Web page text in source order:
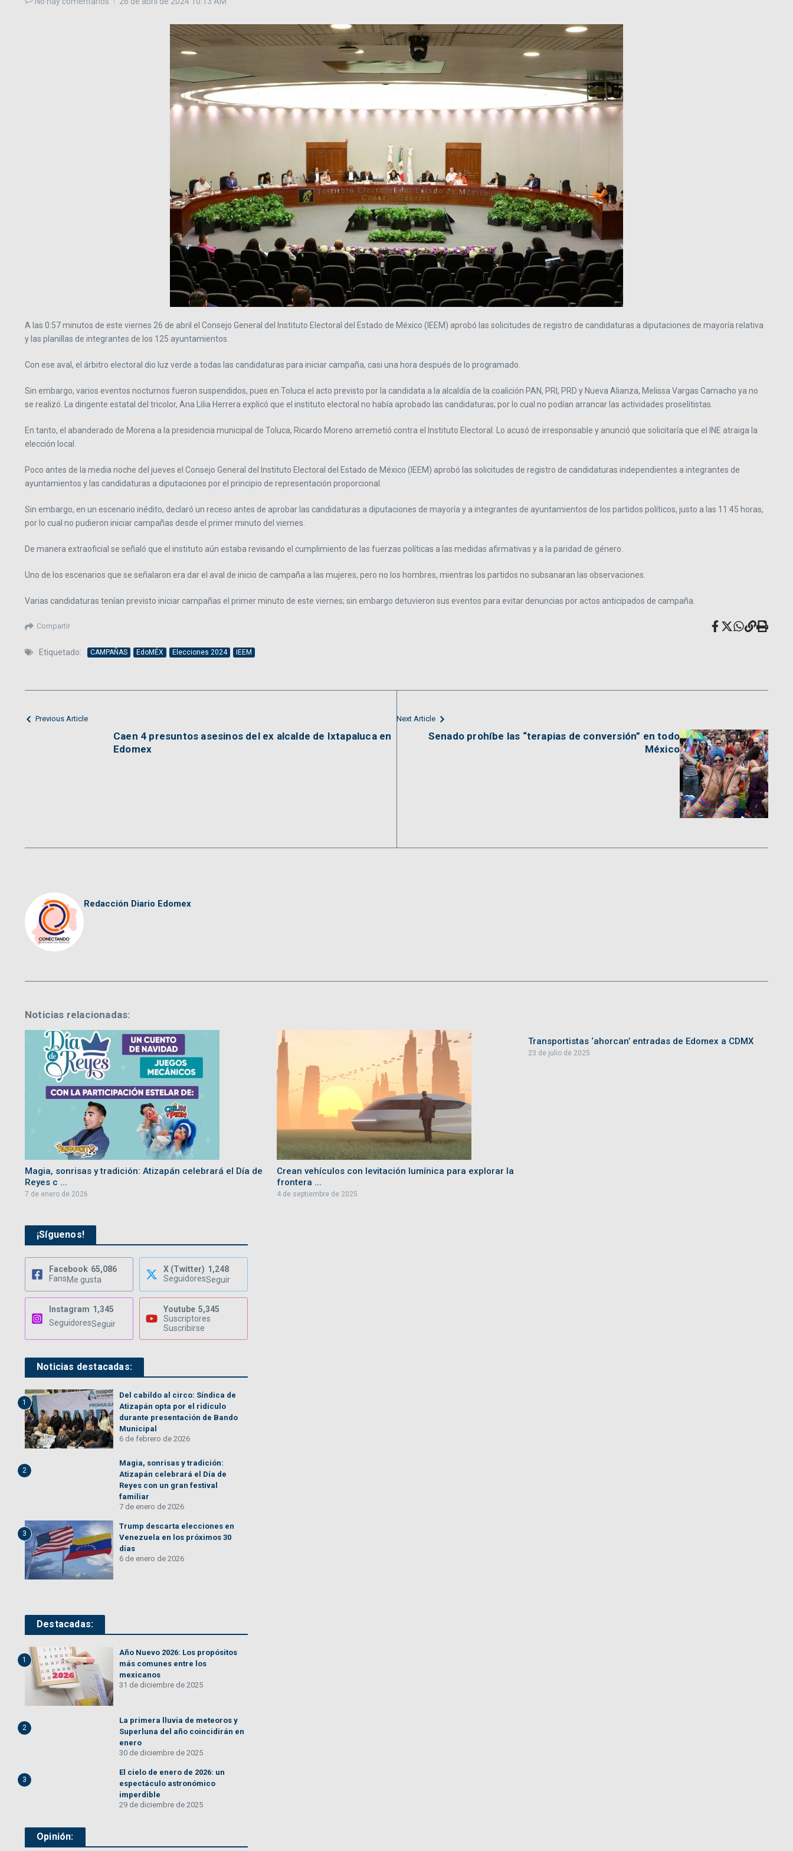
A las 0:57 minutos de este viernes 26 de abril el Consejo General del Instituto Electoral del Estado de México (IEEM) aprobó las solicitudes de registro de candidaturas a diputaciones de mayoría relativa
y las planillas de integrantes de los 125 ayuntamientos.
Con ese aval, el árbitro electoral dio luz verde a todas las candidaturas para iniciar campaña, casi una hora después de lo programado.
Sin embargo, varios eventos nocturnos fueron suspendidos, pues en Toluca el acto previsto por la candidata a la alcaldía de la coalición PAN, PRI, PRD y Nueva Alianza, Melissa Vargas Camacho ya no
se realizó. La dirigente estatal del tricolor, Ana Lilia Herrera explicó que el instituto electoral no había aprobado las candidaturas; por lo cual no podían arrancar las actividades proselitistas.
En tanto, el abanderado de Morena a la presidencia municipal de Toluca, Ricardo Moreno arremetió contra el Instituto Electoral. Lo acusó de irresponsable y anunció que solicitaría que el INE atraiga la
elección local.
Poco antes de la media noche del jueves el Consejo General del Instituto Electoral del Estado de México (IEEM) aprobó las solicitudes de registro de candidaturas independientes a integrantes de
ayuntamientos y las candidaturas a diputaciones por el principio de representación proporcional.
Sin embargo, en un escenario inédito, declaró un receso antes de aprobar las candidaturas a diputaciones de mayoría y a integrantes de ayuntamientos de los partidos políticos, justo a las 11:45 horas,
por lo cual no pudieron iniciar campañas desde el primer minuto del viernes.
De manera extraoficial se señaló que el instituto aún estaba revisando el cumplimiento de las fuerzas políticas a las medidas afirmativas y a la paridad de género.
Uno de los escenarios que se señalaron era dar el aval de inicio de campaña a las mujeres, pero no los hombres, mientras los partidos no subsanaran las observaciones.
Varias candidaturas tenían previsto iniciar campañas el primer minuto de este viernes; sin embargo detuvieron sus eventos para evitar denuncias por actos anticipados de campaña.
Compartir
Etiquetado: CAMPAÑAS EdoMÉX Elecciones 2024 IEEM
Previous Article
Caen 4 presuntos asesinos del ex alcalde de Ixtapaluca en
Edomex
Next Article
Senado prohíbe las “terapias de conversión” en todo
México
Redacción Diario Edomex
Noticias relacionadas:
Magia, sonrisas y tradición: Atizapán celebrará el Día de
Reyes c ...
7 de enero de 2026
Crean vehículos con levitación lumínica para explorar la
frontera ...
4 de septiembre de 2025
Transportistas ‘ahorcan’ entradas de Edomex a CDMX
23 de julio de 2025
¡Síguenos!
Facebook 65,086
FansMe gusta
X (Twitter) 1,248
SeguidoresSeguir
Instagram 1,345
SeguidoresSeguir
Youtube 5,345
Suscriptores
Suscribirse
Noticias destacadas:
1
Del cabildo al circo: Síndica de
Atizapán opta por el ridículo
durante presentación de Bando
Municipal
6 de febrero de 2026
2
Magia, sonrisas y tradición:
Atizapán celebrará el Día de
Reyes con un gran festival
familiar
7 de enero de 2026
3
Trump descarta elecciones en
Venezuela en los próximos 30
días
6 de enero de 2026
Destacadas:
1
Año Nuevo 2026: Los propósitos
más comunes entre los
mexicanos
31 de diciembre de 2025
2
La primera lluvia de meteoros y
Superluna del año coincidirán en
enero
30 de diciembre de 2025
3
El cielo de enero de 2026: un
espectáculo astronómico
imperdible
29 de diciembre de 2025
Opinión: